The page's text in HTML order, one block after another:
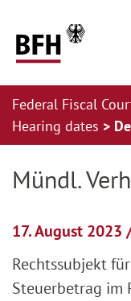
Federal Fiscal
Hearing dates
Mündl.
17. August 2023
Rechtssubjekt
Steuerbetrag im